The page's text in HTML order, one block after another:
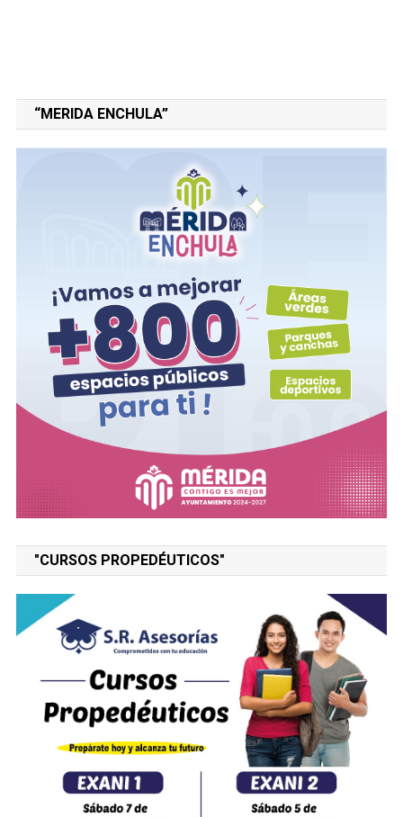
“MERIDA ENCHULA”
"CURSOS PROPEDÉUTICOS"